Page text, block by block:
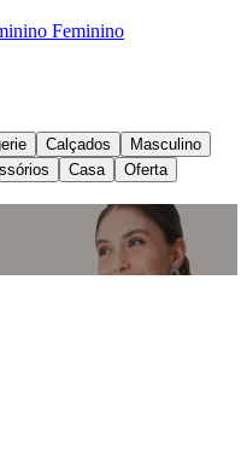
Feminino
Calçados
Masculino
Casa Oferta